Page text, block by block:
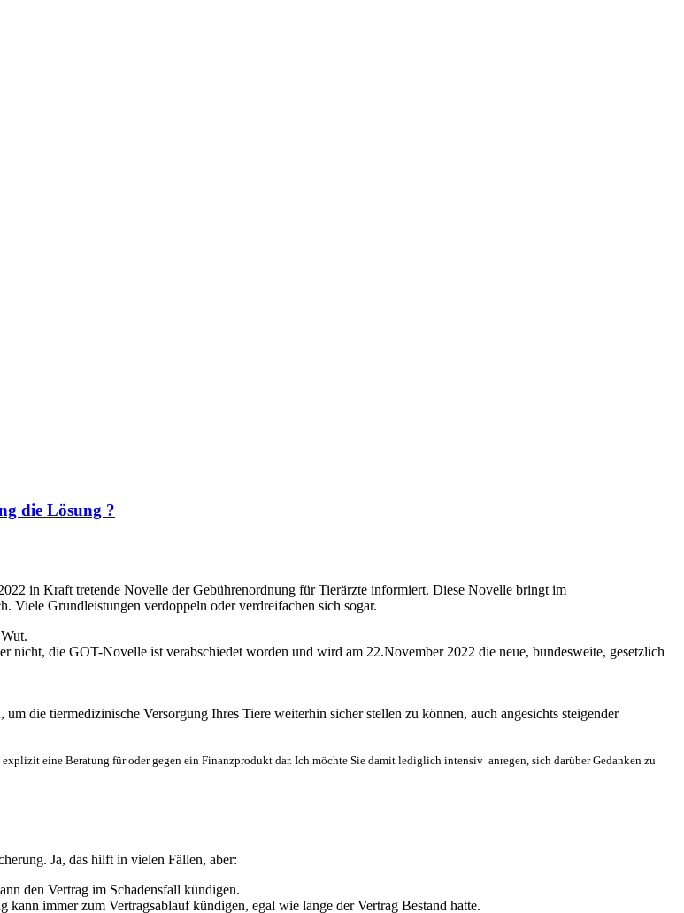
die Lösung ?
in Kraft tretende Novelle der Gebührenordnung für Tierärzte informiert. Diese Novelle bringt im
Grundleistungen verdoppeln oder verdreifachen sich sogar.
nicht, die GOT-Novelle ist verabschiedet worden und wird am 22.November 2022 die neue, bundesweite, gesetzlich
die tiermedizinische Versorgung Ihres Tiere weiterhin sicher stellen zu können, auch angesichts steigender
eine Beratung für oder gegen ein Finanzprodukt dar. Ich möchte Sie damit lediglich intensiv anregen, sich darüber Gedanken zu
Ja, das hilft in vielen Fällen, aber:
den Vertrag im Schadensfall kündigen.
immer zum Vertragsablauf kündigen, egal wie lange der Vertrag Bestand hatte.